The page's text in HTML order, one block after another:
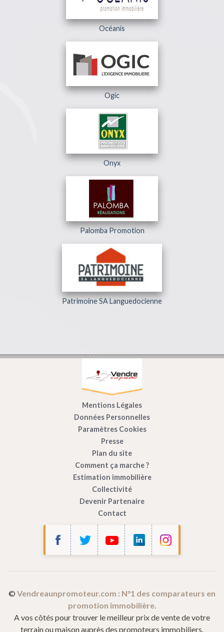
internet.
avec Google (Google Analytics).
ou les refuser, et modifier vos choix à tout
Paramétrage des cookiesdans le pied de
Océanis
Ogic
Onyx
Palomba Promotion
Patrimoine SA Languedocienne
Mentions Légales
Données Personnelles
Paramètres Cookies
Presse
Plan du site
Comment ça marche ?
Estimation immobilière
Collectivité
Devenir Partenaire
Contact
© Vendreaunpromoteur.com : N°1 des comparateurs en
promotion immobilière.
A vos côtés pour trouver le meilleur prix de vente de votre
terrain ou maison auprès des promoteurs immobiliers.